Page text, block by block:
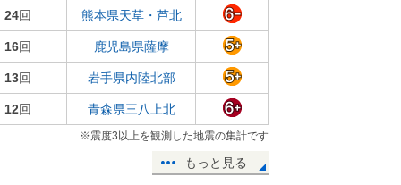
24回 熊本県天草・芦北
16回 鹿児島県薩摩
13回 岩手県内陸北部
12回 青森県三八上北
※震度3以上を観測した地震の集計です
もっと見る